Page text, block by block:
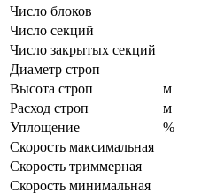
Число блоков
Число секций
Число закрытых секций
Диаметр строп
Высота строп
м
Расход строп
м
Уплощение
%
Скорость максимальная
Скорость триммерная
Скорость минимальная